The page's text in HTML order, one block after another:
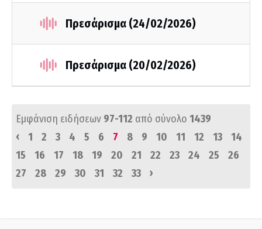
Πρεσάρισμα (24/02/2026)
Πρεσάρισμα (20/02/2026)
Εμφάνιση ειδήσεων 97-112 από σύνολο 1439
‹
1 2 3 4 5 6 7 8 9 10 11 12 13
14
15
16 17 18 19 20 21 22 23 24 25
26
27
28 29 30 31 32 33 ›